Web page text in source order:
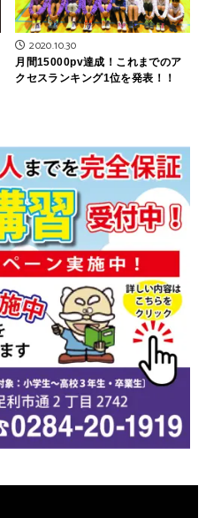
2020.10.30
月間15000pv達成！これまでのア
クセスランキング1位を発表！！